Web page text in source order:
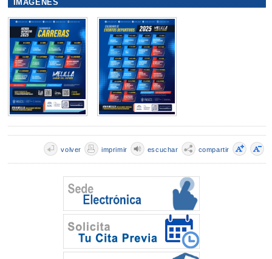
IMÁGENES
compartir
escuchar
imprimir
volver